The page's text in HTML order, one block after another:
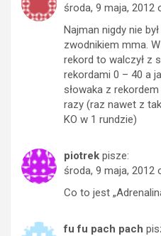
środa, 9 maja, 2012
Najman nigdy nie
zwodnikiem mma.
rekord to walczył z
rekordami 0 – 40 a
słowaka z
razy (raz nawet z
KO w 1 rundzie)
piotrek pisze:
środa, 9 maja, 2012
Co to jest
fu fu pach pach